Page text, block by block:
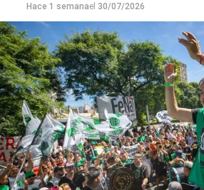
Las gestiones ante el BID
85 millones de dólares destinado a
producción, incorporar nuevas
fortalecer la capacidad de la
efectos del cambio climático;y otro
dólares para equipamiento y
hospitales.
El gobernador está acompañado por
Hace 1 semanael 30/07/2026